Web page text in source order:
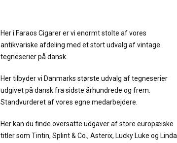
Her i Faraos Cigarer er vi enormt stolte af vores
antikvariske afdeling med et stort udvalg af vintage
tegneserier på dansk.
Her tilbyder vi Danmarks største udvalg af tegneserier
udgivet på dansk fra sidste århundrede og frem.
Standvurderet af vores egne medarbejdere.
Her kan du finde oversatte udgaver af store europæiske
titler som Tintin, Splint & Co., Asterix, Lucky Luke og Linda